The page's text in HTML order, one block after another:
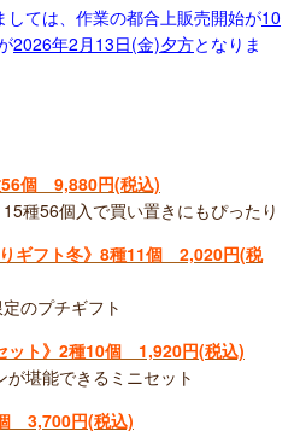
ては、 作業の都合上販売開始が10
2026年2月13日(金)夕方となりま
個 9,880円(税込)
種56個入で買い置きにもぴったり
ギフト冬》8種11個 2,020円(税
のプチギフト
ット》2種10個 1,920円(税込)
が堪能できるミニセット
3,700円(税込)